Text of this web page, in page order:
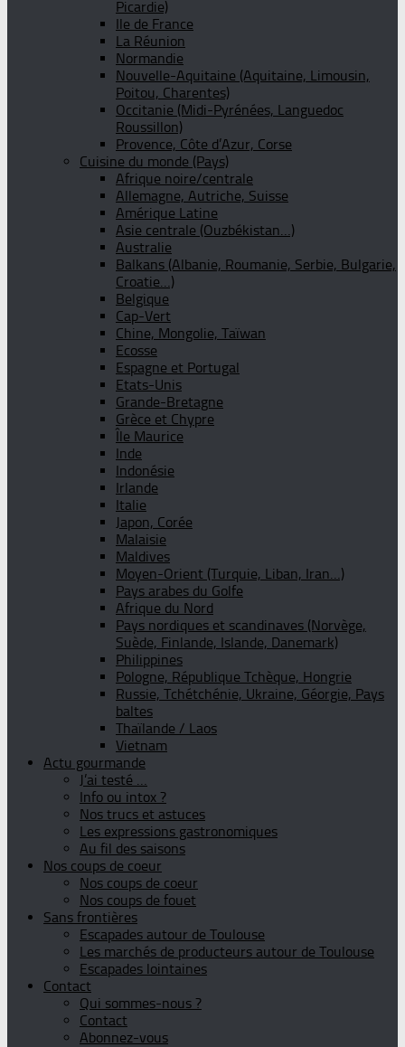
Picardie)
Ile de France
La Réunion
Normandie
Nouvelle-Aquitaine (Aquitaine, Limousin,
Poitou, Charentes)
Occitanie (Midi-Pyrénées, Languedoc
Roussillon)
Provence, Côte d’Azur, Corse
Cuisine du monde (Pays)
Afrique noire/centrale
Allemagne, Autriche, Suisse
Amérique Latine
Asie centrale (Ouzbékistan…)
Australie
Balkans (Albanie, Roumanie, Serbie, Bulgarie,
Croatie…)
Belgique
Cap-Vert
Chine, Mongolie, Taïwan
Ecosse
Espagne et Portugal
Etats-Unis
Grande-Bretagne
Grèce et Chypre
Île Maurice
Inde
Indonésie
Irlande
Italie
Japon, Corée
Malaisie
Maldives
Moyen-Orient (Turquie, Liban, Iran…)
Pays arabes du Golfe
Afrique du Nord
Pays nordiques et scandinaves (Norvège,
Suède, Finlande, Islande, Danemark)
Philippines
Pologne, République Tchèque, Hongrie
Russie, Tchétchénie, Ukraine, Géorgie, Pays
baltes
Thaïlande / Laos
Vietnam
Actu gourmande
J’ai testé …
Info ou intox ?
Nos trucs et astuces
Les expressions gastronomiques
Au fil des saisons
Nos coups de coeur
Nos coups de coeur
Nos coups de fouet
Sans frontières
Escapades autour de Toulouse
Les marchés de producteurs autour de Toulouse
Escapades lointaines
Contact
Qui sommes-nous ?
Contact
Abonnez-vous